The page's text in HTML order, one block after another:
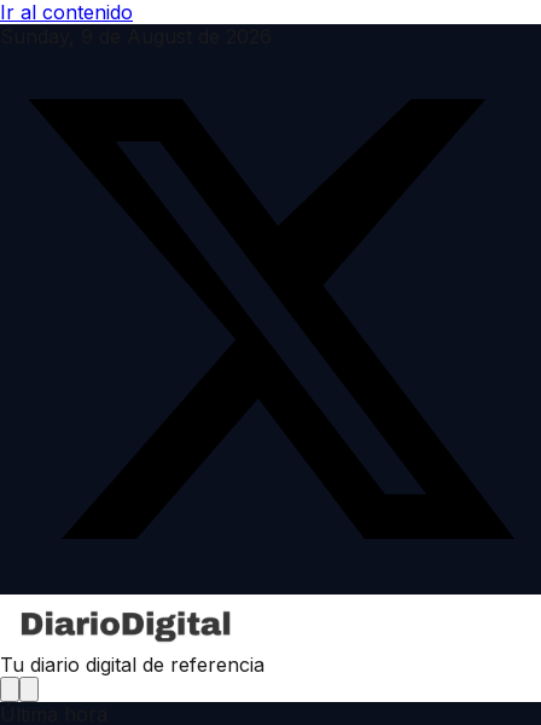
Ir al contenido
Tu diario digital de referencia